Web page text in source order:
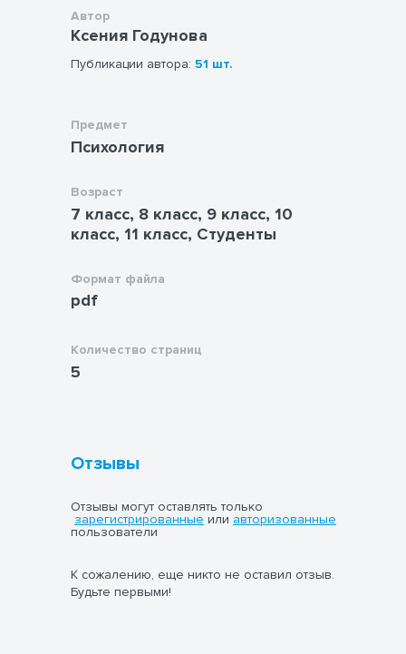
Для психологов, педагогов; тех, кто
работает с подростками; для школьного
образования, СПО
Автор
Ксения Годунова
Публикации автора: 51 шт.
Предмет
Психология
Возраст
7 класс, 8 класс, 9 класс, 10
класс, 11 класс, Студенты
Формат файла
pdf
Количество страниц
5
Отзывы
Отзывы могут оставлять только
зарегистрированные или авторизованные
пользователи
К сожалению, еще никто не оставил отзыв.
Будьте первыми!